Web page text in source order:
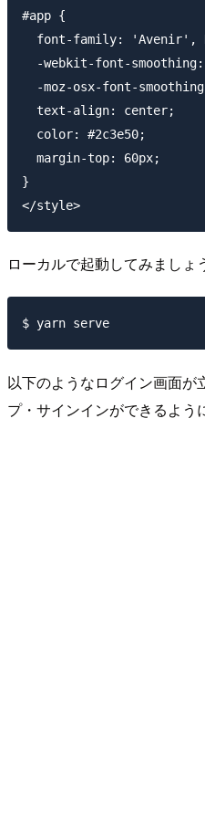
#app {
font-family: 'Avenir',
-webkit-font-
-moz-osx-font-
  text-align: center;
  color: #2c3e50;
  margin-top: 60px;
}
ローカルで起動してみましょ
以下のようなログイン画面が
プ・サインインができるよう